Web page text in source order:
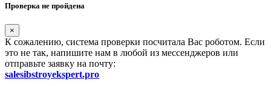
Проверка не пройдена
×
К сожалению, система проверки посчитала Вас роботом. Если
это не так, напишите нам в любой из мессенджеров или
отправьте заявку на почту:
salesibstroyekspert.pro